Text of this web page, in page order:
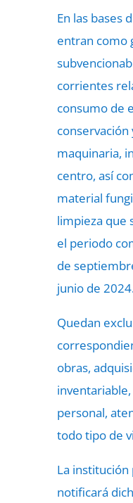
En las bases
entran como
corrientes
consumo de
maquinaria,
centro, así
material
limpieza que
el periodo
de
junio de
Quedan
obras,
personal,
todo tipo de
La
notificará